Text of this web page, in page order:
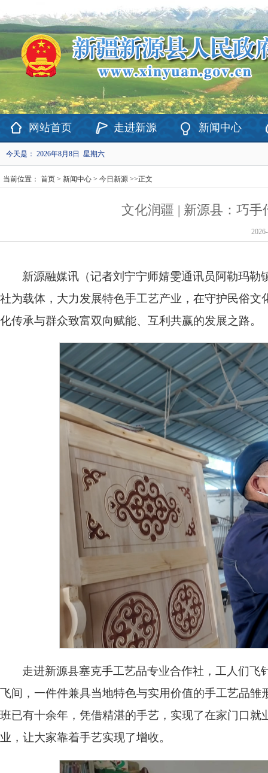
欢迎访问新疆维吾尔自治区新源县政府网站！
网站首页 走进新源 新闻中心
今天是： 2026年8月8日 星期六
当前位置： 首页 > 新闻中心 > 今日新源 >>正文
文化润疆 | 新源县：巧
新源融媒讯（记者刘宁宁师婧雯通讯员阿勒玛
社为载体，大力发展特色手工艺产业，在守护民俗
化传承与群众致富双向赋能、互利共赢的发展之路。
走进新源县塞克手工艺品专业合作社，工人们
飞间，一件件兼具当地特色与实用价值的手工艺品
班已有十余年，凭借精湛的手艺，实现了在家门口
业，让大家靠着手艺实现了增收。